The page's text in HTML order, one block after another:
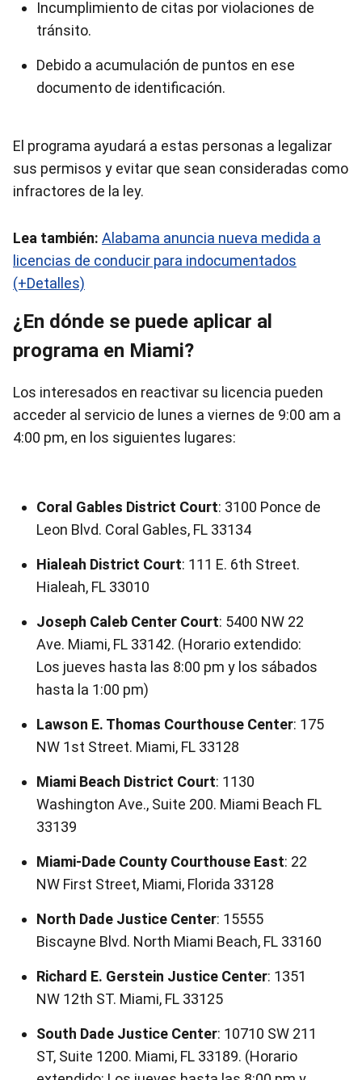
Incumplimiento de citas por violaciones de
tránsito.
Debido a acumulación de puntos en ese
documento de identificación.
El programa ayudará a estas personas a legalizar
sus permisos y evitar que sean consideradas como
infractores de la ley.
Lea también: Alabama anuncia nueva medida a
licencias de conducir para indocumentados
(+Detalles)
¿En dónde se puede aplicar al
programa en Miami?
Los interesados en reactivar su licencia pueden
acceder al servicio de lunes a viernes de 9:00 am a
4:00 pm, en los siguientes lugares:
Coral Gables District Court: 3100 Ponce de
Leon Blvd. Coral Gables, FL 33134
Hialeah District Court: 111 E. 6th Street.
Hialeah, FL 33010
Joseph Caleb Center Court: 5400 NW 22
Ave. Miami, FL 33142. (Horario extendido:
Los jueves hasta las 8:00 pm y los sábados
hasta la 1:00 pm)
Lawson E. Thomas Courthouse Center: 175
NW 1st Street. Miami, FL 33128
Miami Beach District Court: 1130
Washington Ave., Suite 200. Miami Beach FL
33139
Miami-Dade County Courthouse East: 22
NW First Street, Miami, Florida 33128
North Dade Justice Center: 15555
Biscayne Blvd. North Miami Beach, FL 33160
Richard E. Gerstein Justice Center: 1351
NW 12th ST. Miami, FL 33125
South Dade Justice Center: 10710 SW 211
ST, Suite 1200. Miami, FL 33189. (Horario